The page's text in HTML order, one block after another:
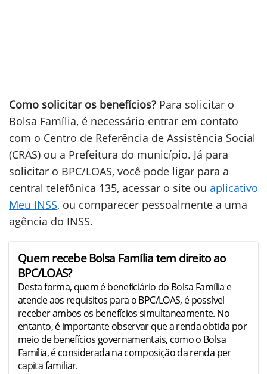
Como solicitar os benefícios? Para solicitar o
Bolsa Família, é necessário entrar em contato
com o Centro de Referência de Assistência Social
(CRAS) ou a Prefeitura do município. Já para
solicitar o BPC/LOAS, você pode ligar para a
central telefônica 135, acessar o site ou aplicativo
Meu INSS, ou comparecer pessoalmente a uma
agência do INSS.
Quem recebe Bolsa Família tem direito ao
BPC/LOAS?
Desta forma, quem é beneficiário do Bolsa Família e
atende aos requisitos para o BPC/LOAS, é possível
receber ambos os benefícios simultaneamente. No
entanto, é importante observar que a renda obtida por
meio de benefícios governamentais, como o Bolsa
Família, é considerada na composição da renda per
capita familiar.